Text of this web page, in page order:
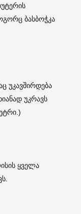
ბასბოჭკა
უკავშირდება
უკრავს
ყველა